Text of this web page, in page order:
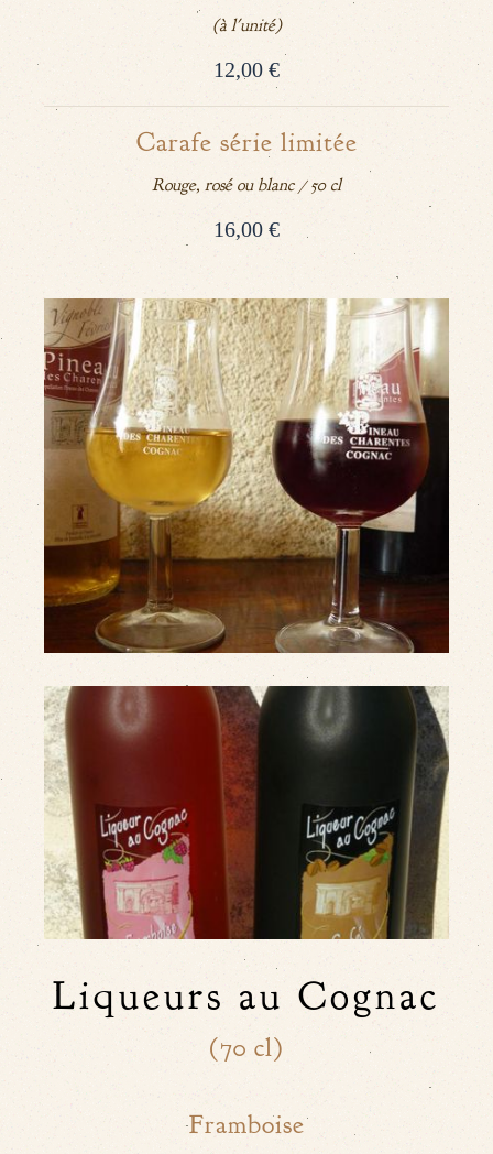
(à l'unité)
12,00 €
Carafe série limitée
Rouge, rosé ou blanc / 50 cl
16,00 €
Liqueurs au Cognac
(70 cl)
Framboise